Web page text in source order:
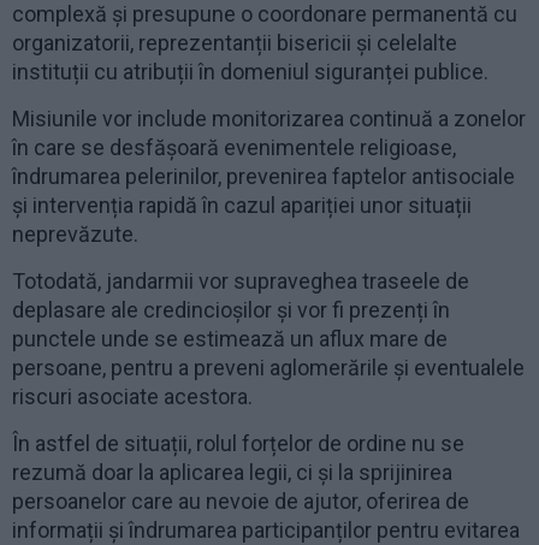
complexă și presupune o coordonare permanentă cu
organizatorii, reprezentanții bisericii și celelalte
instituții cu atribuții în domeniul siguranței publice.
Misiunile vor include monitorizarea continuă a zonelor
în care se desfășoară evenimentele religioase,
îndrumarea pelerinilor, prevenirea faptelor antisociale
și intervenția rapidă în cazul apariției unor situații
neprevăzute.
Totodată, jandarmii vor supraveghea traseele de
deplasare ale credincioșilor și vor fi prezenți în
punctele unde se estimează un aflux mare de
persoane, pentru a preveni aglomerările și eventualele
riscuri asociate acestora.
În astfel de situații, rolul forțelor de ordine nu se
rezumă doar la aplicarea legii, ci și la sprijinirea
persoanelor care au nevoie de ajutor, oferirea de
informații și îndrumarea participanților pentru evitarea